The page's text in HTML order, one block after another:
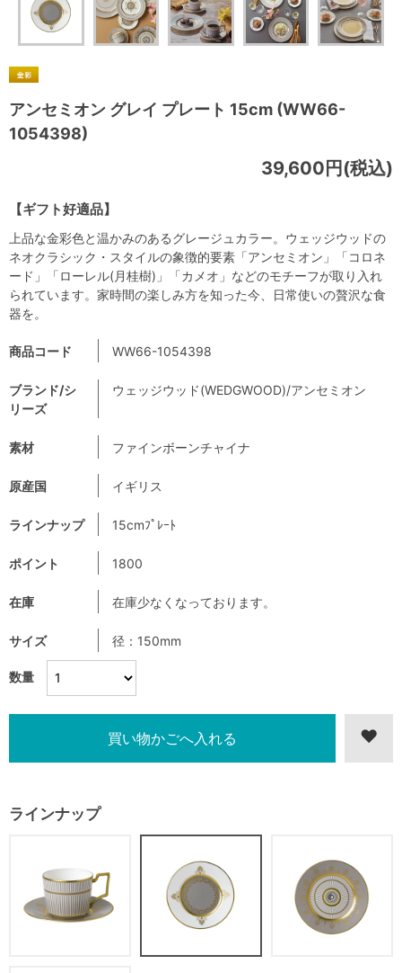
アンセミオン グレイ プレート 15cm (WW66-
1054398)
【ギフト好適品】
39,600円(税込)
数量
商品コード WW66-1054398
ブランド/シ
リーズ
ウェッジウッド(WEDGWOOD)/アンセミオン
素材 ファインボーンチャイナ
原産国 イギリス
ラインナップ 15cmﾌﾟﾚｰﾄ
ポイント 1800
在庫 在庫少なくなっております。
サイズ 径：150mm
ラインナップ
上品な金彩色と温かみのあるグレージュカラー。ウェッジウッドの
ネオクラシック・スタイルの象徴的要素「アンセミオン」「コロネ
ード」「ローレル(月桂樹)」「カメオ」などのモチーフが取り入れ
られています。家時間の楽しみ方を知った今、日常使いの贅沢な食
器を。